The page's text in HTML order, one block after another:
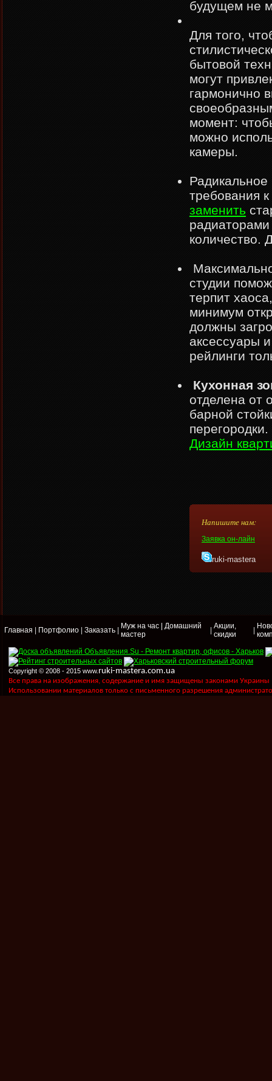
будущем не
Для того,
бытовой
могут
гармонично
момент:
можно
камеры.
Радикальное
требования
заменить
радиаторами
количество.
студии
терпит
минимум
должны
аксессуары
рейлинги
Кухонная
отделена от
барной
перегородки.
Дизайн
Напишите нам:
Заявка он-лайн
ruki-mastera
Главная Портфолио Заказать
Муж на час | Домашний
мастер
Акции,
скидки
Copyright © 2008 - 2015 www. ruki-mastera.com.ua
Все права на изображения, содержание и имя защищены законами
Использовании материалов только с письменного разрешения